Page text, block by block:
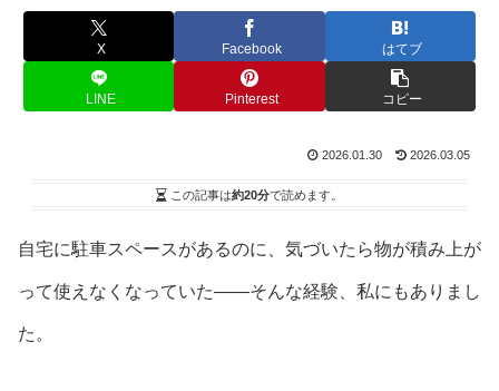
X Facebook はてブ
LINE Pinterest コピー
2026.01.30 2026.03.05
この記事は約20分で読めます。
自宅に駐車スペースがあるのに、気づいたら物が積み上が
って使えなくなっていた——そんな経験、私にもありまし
た。